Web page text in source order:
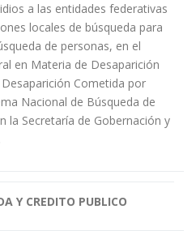
a las entidades federativas
locales de búsqueda para
de personas, en el
en Materia de Desaparición
Cometida por
Nacional de Búsqueda de
la Secretaría de Gobernación y
Y CREDITO PUBLICO